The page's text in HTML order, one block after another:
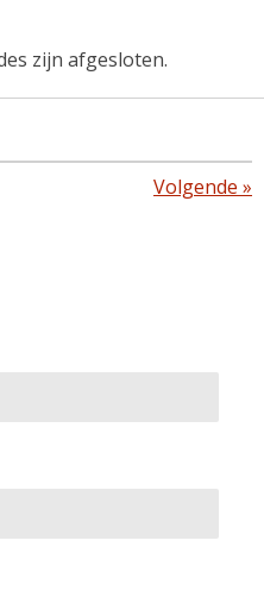
zijn afgesloten.
Volgende »